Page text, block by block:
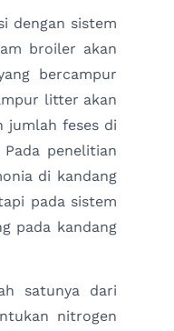
dengan sistem
broiler akan
bercampur
litter akan
jumlah feses di
penelitian
di kandang
pada sistem
pada kandang
satunya dari
nitrogen